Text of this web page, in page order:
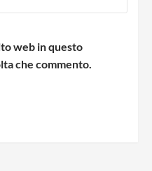
web in questo
che commento.